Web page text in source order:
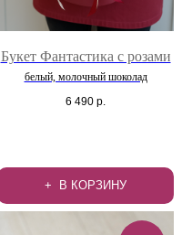
Букет Фантастика с розами
белый, молочный шоколад
6 490 р.
В КОРЗИНУ